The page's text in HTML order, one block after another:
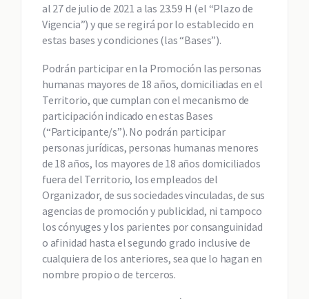
al 27 de julio de 2021 a las 23.59 H (el “Plazo de
Vigencia”) y que se regirá por lo establecido en
estas bases y condiciones (las “Bases”).
Podrán participar en la Promoción las personas
humanas mayores de 18 años, domiciliadas en el
Territorio, que cumplan con el mecanismo de
participación indicado en estas Bases
(“Participante/s”). No podrán participar
personas jurídicas, personas humanas menores
de 18 años, los mayores de 18 años domiciliados
fuera del Territorio, los empleados del
Organizador, de sus sociedades vinculadas, de sus
agencias de promoción y publicidad, ni tampoco
los cónyuges y los parientes por consanguinidad
o afinidad hasta el segundo grado inclusive de
cualquiera de los anteriores, sea que lo hagan en
nombre propio o de terceros.